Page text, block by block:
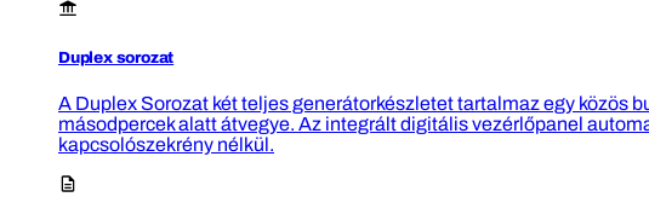
Duplex sorozat
A Duplex Sorozat két teljes generátorkészletet tartalmaz egy közös
másodpercek alatt átvegye. Az integrált digitális vezérlőpanel
kapcsolószekrény nélkül.